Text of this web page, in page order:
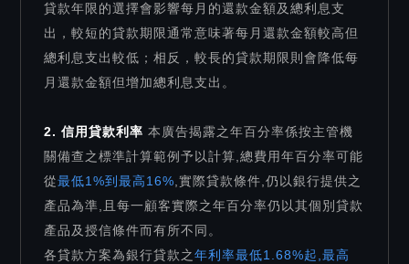
貸款年限的選擇會影響每月的還款金額及總利息支
出，較短的貸款期限通常意味著每月還款金額較高但
總利息支出較低；相反，較長的貸款期限則會降低每
月還款金額但增加總利息支出。
2. 信用貸款利率本廣告揭露之年百分率係按主管機
關備查之標準計算範例予以計算,總費用年百分率可能
從最低1%到最高16%,實際貸款條件,仍以銀行提供之
產品為準,且每一顧客實際之年百分率仍以其個別貸款
產品及授信條件而有所不同。
各貸款方案為銀行貸款之年利率最低1.68%起,最高